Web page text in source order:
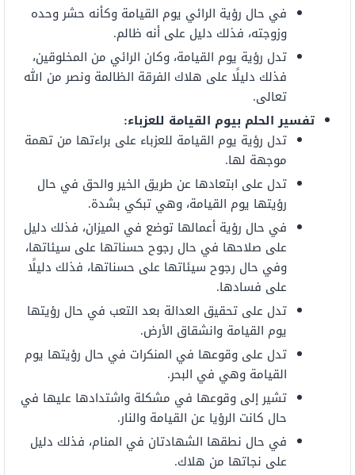
في حال رؤية الرائي يوم القيامة وكأنه حشر وحده
وزوجته، فذلك دليل على أنه ظالم.
تدل رؤية يوم القيامة، وكان الرائي من المخلوقين،
فذلك دليلًا على هلاك الفرقة الظالمة ونصر من الله
تعالى.
تفسير الحلم بيوم القيامة للعزباء:
تدل رؤية يوم القيامة للعزباء على براءتها من تهمة
موجهة لها.
تدل على ابتعادها عن طريق الخير والحق في حال
رؤيتها يوم القيامة، وهي تبكي بشدة.
في حال رؤية أعمالها توضع في الميزان، فذلك دليل
على صلاحها في حال رجوح حسناتها على سيئاتها،
وفي حال رجوح سيئاتها على حسناتها، فذلك دليلًا
على فسادها.
تدل على تحقيق العدالة بعد التعب في حال رؤيتها
يوم القيامة وانشقاق الأرض.
تدل على وقوعها في المنكرات في حال رؤيتها يوم
القيامة وهي في البحر.
تشير إلى وقوعها في مشكلة واشتدادها عليها في
حال كانت الرؤيا عن القيامة والنار.
في حال نطقها الشهادتان في المنام، فذلك دليل
على نجاتها من هلاك.